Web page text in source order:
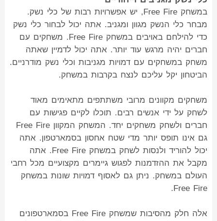
במשחק Free Fire, יש אפשרויות רבות של כלי נשק.
מבחר כלי הנשק מגוון ומגניב. אתה יכול לבחור כלי נשק
כדי להילחם באויבים במשחק Free Fire. משחקים עם
חברים יהיה מרגש עוד יותר. אתה יכול לדמיין שאתה
משחק במשחקים עם דמויות מגניבות וכלי נשק מודרניים.
הביטחון יקל עליכם לנצח בקרבות במשחק.
משחקים מקוונים מרובי משתתפים מתאימים מאוד
לשחק על ידי אנשים רבים. תוכלו לקיים פגישות עם
חברים ולשחק משחקים יחד. המשחק המקוון Free Fire
גם אינו תופס יותר מדי שטח אחסון בסמארטפון. אתה
יכול להוריד ולנסות לשחק במשחק Free Fire. אתה
מקבל את ההזדמנות לפגוש גיימרים מקצועיים מכל רחבי
העולם במשחק. ניתן גם לאסוף דמויות שונות במשחק
Free Fire.
אלה חלק מהסיבות שמשחק Free Fire בסמארטפונים